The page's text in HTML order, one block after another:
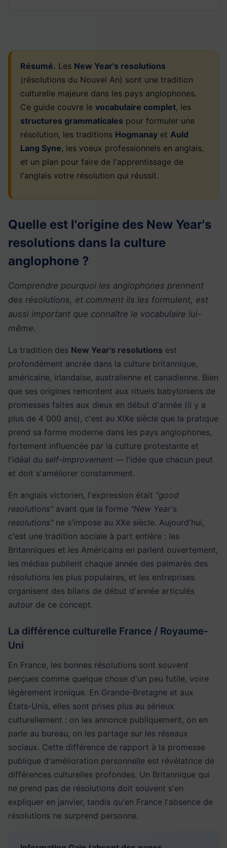
Résumé. Les New Year's resolutions
(résolutions du Nouvel An) sont une tradition
culturelle majeure dans les pays anglophones.
Ce guide couvre le vocabulaire complet, les
structures grammaticales pour formuler une
résolution, les traditions Hogmanay et Auld
Lang Syne, les voeux professionnels en anglais,
et un plan pour faire de l'apprentissage de
l'anglais votre résolution qui réussit.
Quelle est l'origine des New Year's
resolutions dans la culture
anglophone ?
Comprendre pourquoi les anglophones prennent
des résolutions, et comment ils les formulent, est
aussi important que connaître le vocabulaire lui-
même.
La tradition des New Year's resolutions est
profondément ancrée dans la culture britannique,
américaine, irlandaise, australienne et canadienne. Bien
que ses origines remontent aux rituels babyloniens de
promesses faites aux dieux en début d'année (il y a
plus de 4 000 ans), c'est au XIXe siècle que la pratique
prend sa forme moderne dans les pays anglophones,
fortement influencée par la culture protestante et
l'idéal du self-improvement — l'idée que chacun peut
et doit s'améliorer constamment.
En anglais victorien, l'expression était "good
resolutions" avant que la forme "New Year's
resolutions" ne s'impose au XXe siècle. Aujourd'hui,
c'est une tradition sociale à part entière : les
Britanniques et les Américains en parlent ouvertement,
les médias publient chaque année des palmarès des
résolutions les plus populaires, et les entreprises
organisent des bilans de début d'année articulés
autour de ce concept.
La différence culturelle France / Royaume-
Uni
En France, les bonnes résolutions sont souvent
perçues comme quelque chose d'un peu futile, voire
légèrement ironique. En Grande-Bretagne et aux
États-Unis, elles sont prises plus au sérieux
culturellement : on les annonce publiquement, on en
parle au bureau, on les partage sur les réseaux
sociaux. Cette différence de rapport à la promesse
publique d'amélioration personnelle est révélatrice de
différences culturelles profondes. Un Britannique qui
ne prend pas de résolutions doit souvent s'en
expliquer en janvier, tandis qu'en France l'absence de
résolutions ne surprend personne.